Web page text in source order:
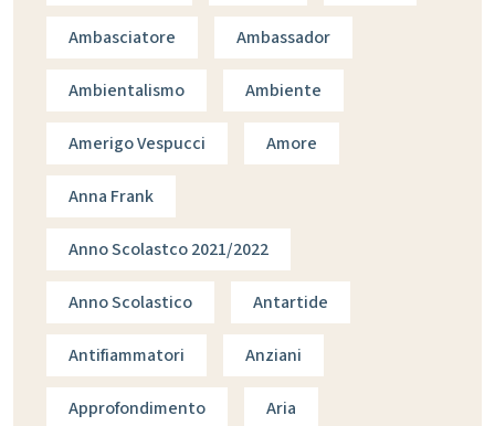
Ambasciatore Ambassador
Ambientalismo Ambiente
Amerigo Vespucci Amore
Anna Frank
Anno Scolastco 2021/2022
Anno Scolastico Antartide
Antifiammatori Anziani
Approfondimento Aria